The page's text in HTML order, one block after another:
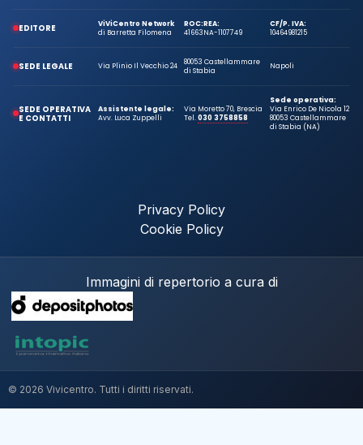
EDITORE
ViViCentro Network
di Barretta Filomena
ROC:
41663
REA:
NA-1107749
CF/P. IVA:
10464981215
SEDE LEGALE Via Plinio Il Vecchio 24
80053 Castellammare
di Stabia
Napoli
SEDE OPERATIVA
E CONTATTI
Assistente legale:
Avv. Luca Zuppelli
Via Moretto 70, Brescia
Tel.030 3758858
Sede operativa:
Via Enrico De Nicola 12
80053 Castellammare
di Stabia (NA)
Privacy Policy
Cookie Policy
Immagini di repertorio a cura di
© 2026 Vivicentro. Tutti i diritti riservati.